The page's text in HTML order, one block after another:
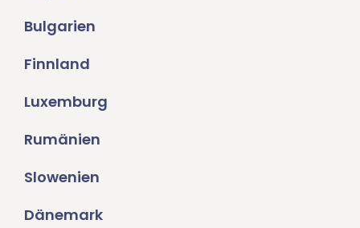
Bulgarien
Finnland
Luxemburg
Rumänien
Slowenien
Dänemark